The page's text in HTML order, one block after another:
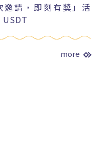
邀請，即刻有獎」活
USDT
more